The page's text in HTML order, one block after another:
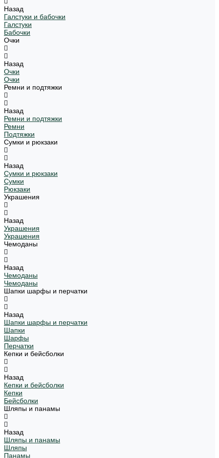
Назад
Галстуки и бабочки
Галстуки
Бабочки
Очки
Назад
Очки
Очки
Ремни и подтяжки
Назад
Ремни и подтяжки
Ремни
Подтяжки
Сумки и рюкзаки
Назад
Сумки и рюкзаки
Сумки
Рюкзаки
Украшения
Назад
Украшения
Украшения
Чемоданы
Назад
Чемоданы
Чемоданы
Шапки шарфы и перчатки
Назад
Шапки шарфы и перчатки
Шапки
Шарфы
Перчатки
Кепки и бейсболки
Назад
Кепки и бейсболки
Кепки
Бейсболки
Шляпы и панамы
Назад
Шляпы и панамы
Шляпы
Панамы